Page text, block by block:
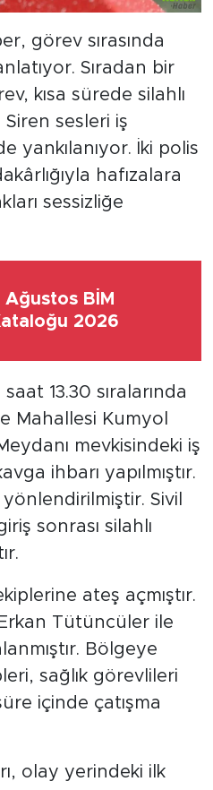
görev sırasında
Sıradan bir
kısa sürede silahlı
Siren sesleri iş
yankılanıyor. İki polis
hafızalara
sessizliğe
Ağustos BİM
2026
13.30 sıralarında
Mahallesi Kumyol
mevkisindeki iş
ihbarı yapılmıştır.
Sivil
sonrası silahlı
ateş açmıştır.
Tütüncüler ile
Bölgeye
sağlık görevlileri
içinde çatışma
olay yerindeki ilk